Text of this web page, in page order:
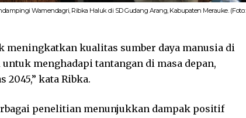
Wamendagri, Ribka Haluk di SD Gudang Arang, Kabupaten Merauke. (Foto:
meningkatkan kualitas sumber daya manusia di
menghadapi tantangan di masa depan,
2045,” kata Ribka.
penelitian menunjukkan dampak positif